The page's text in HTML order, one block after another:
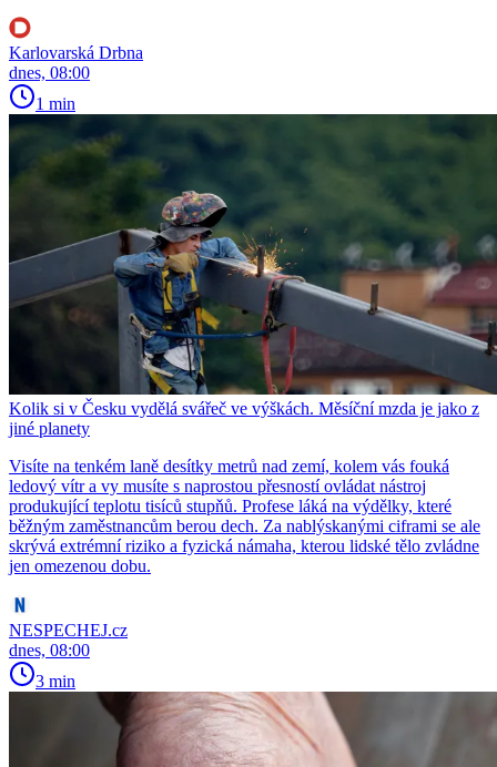
Karlovarská Drbna
dnes, 08:00
1 min
Kolik si v Česku vydělá svářeč ve výškách. Měsíční mzda je jako z
jiné planety
Visíte na tenkém laně desítky metrů nad zemí, kolem vás fouká
ledový vítr a vy musíte s naprostou přesností ovládat nástroj
produkující teplotu tisíců stupňů. Profese láká na výdělky, které
běžným zaměstnancům berou dech. Za nablýskanými ciframi se ale
skrývá extrémní riziko a fyzická námaha, kterou lidské tělo zvládne
jen omezenou dobu.
NESPECHEJ.cz
dnes, 08:00
3 min